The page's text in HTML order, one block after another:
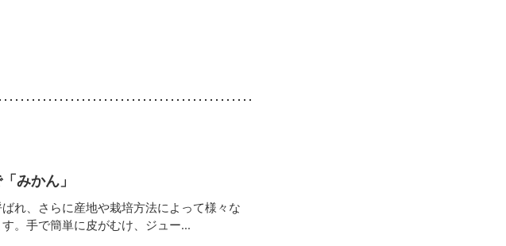
みかん」
れ、さらに産地や栽培方法によって様々な
。手で簡単に皮がむけ、ジュー...